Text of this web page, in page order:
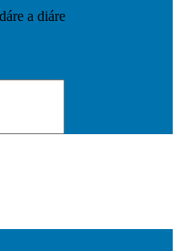
a diáre